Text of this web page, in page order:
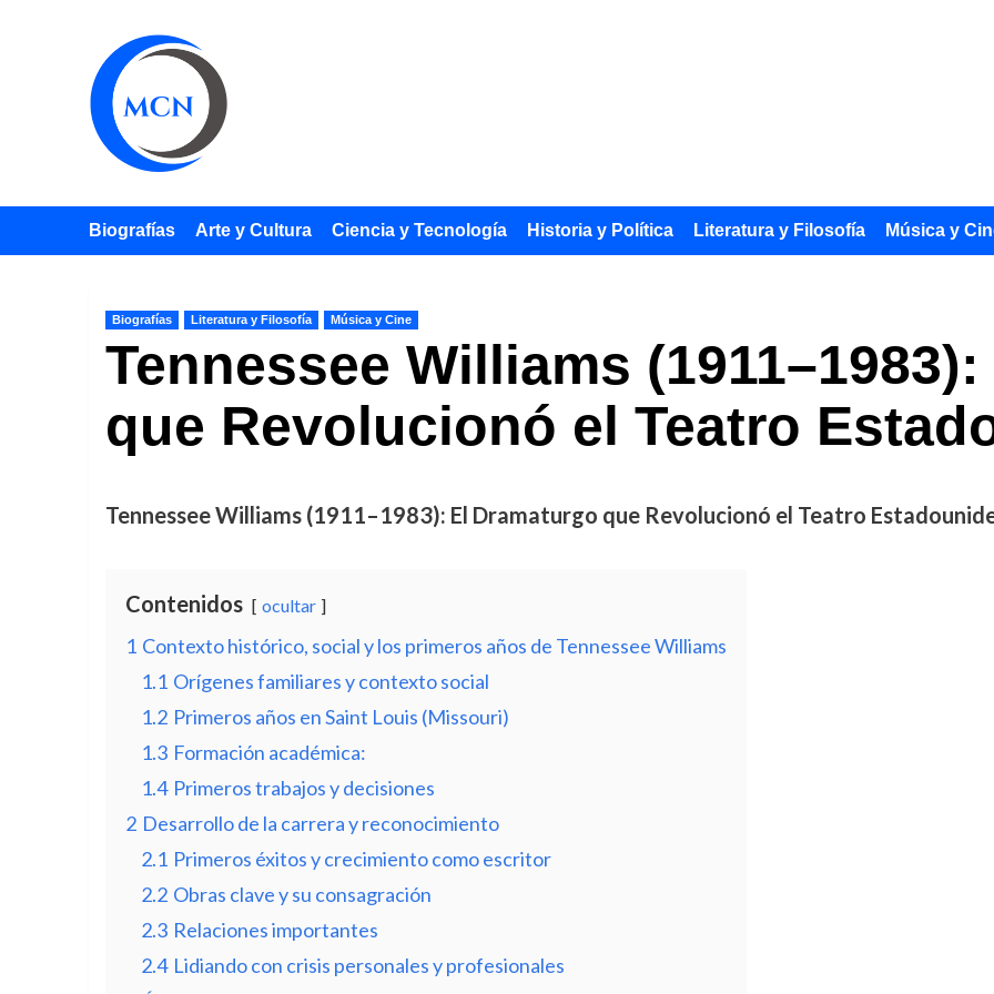
Biografías Arte y Cultura Ciencia y Tecnología Historia y Política Literatura y Filosofía Música y
Biografías Literatura y Filosofía Música y Cine
Tennessee Williams
que Revolucionó el Teatro
Tennessee Williams (1911–1983): El Dramaturgo que Revolucionó el Teatro
Contenidos ocultar
1 Contexto histórico, social y los primeros años de Tennessee Williams
1.1 Orígenes familiares y contexto social
1.2 Primeros años en Saint Louis (Missouri)
1.3 Formación académica:
1.4 Primeros trabajos y decisiones
2 Desarrollo de la carrera y reconocimiento
2.1 Primeros éxitos y crecimiento como escritor
2.2 Obras clave y su consagración
2.3 Relaciones importantes
2.4 Lidiando con crisis personales y profesionales